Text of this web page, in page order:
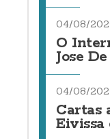
04/08/
O
Jose
04/08/
Cartas
Eivissa